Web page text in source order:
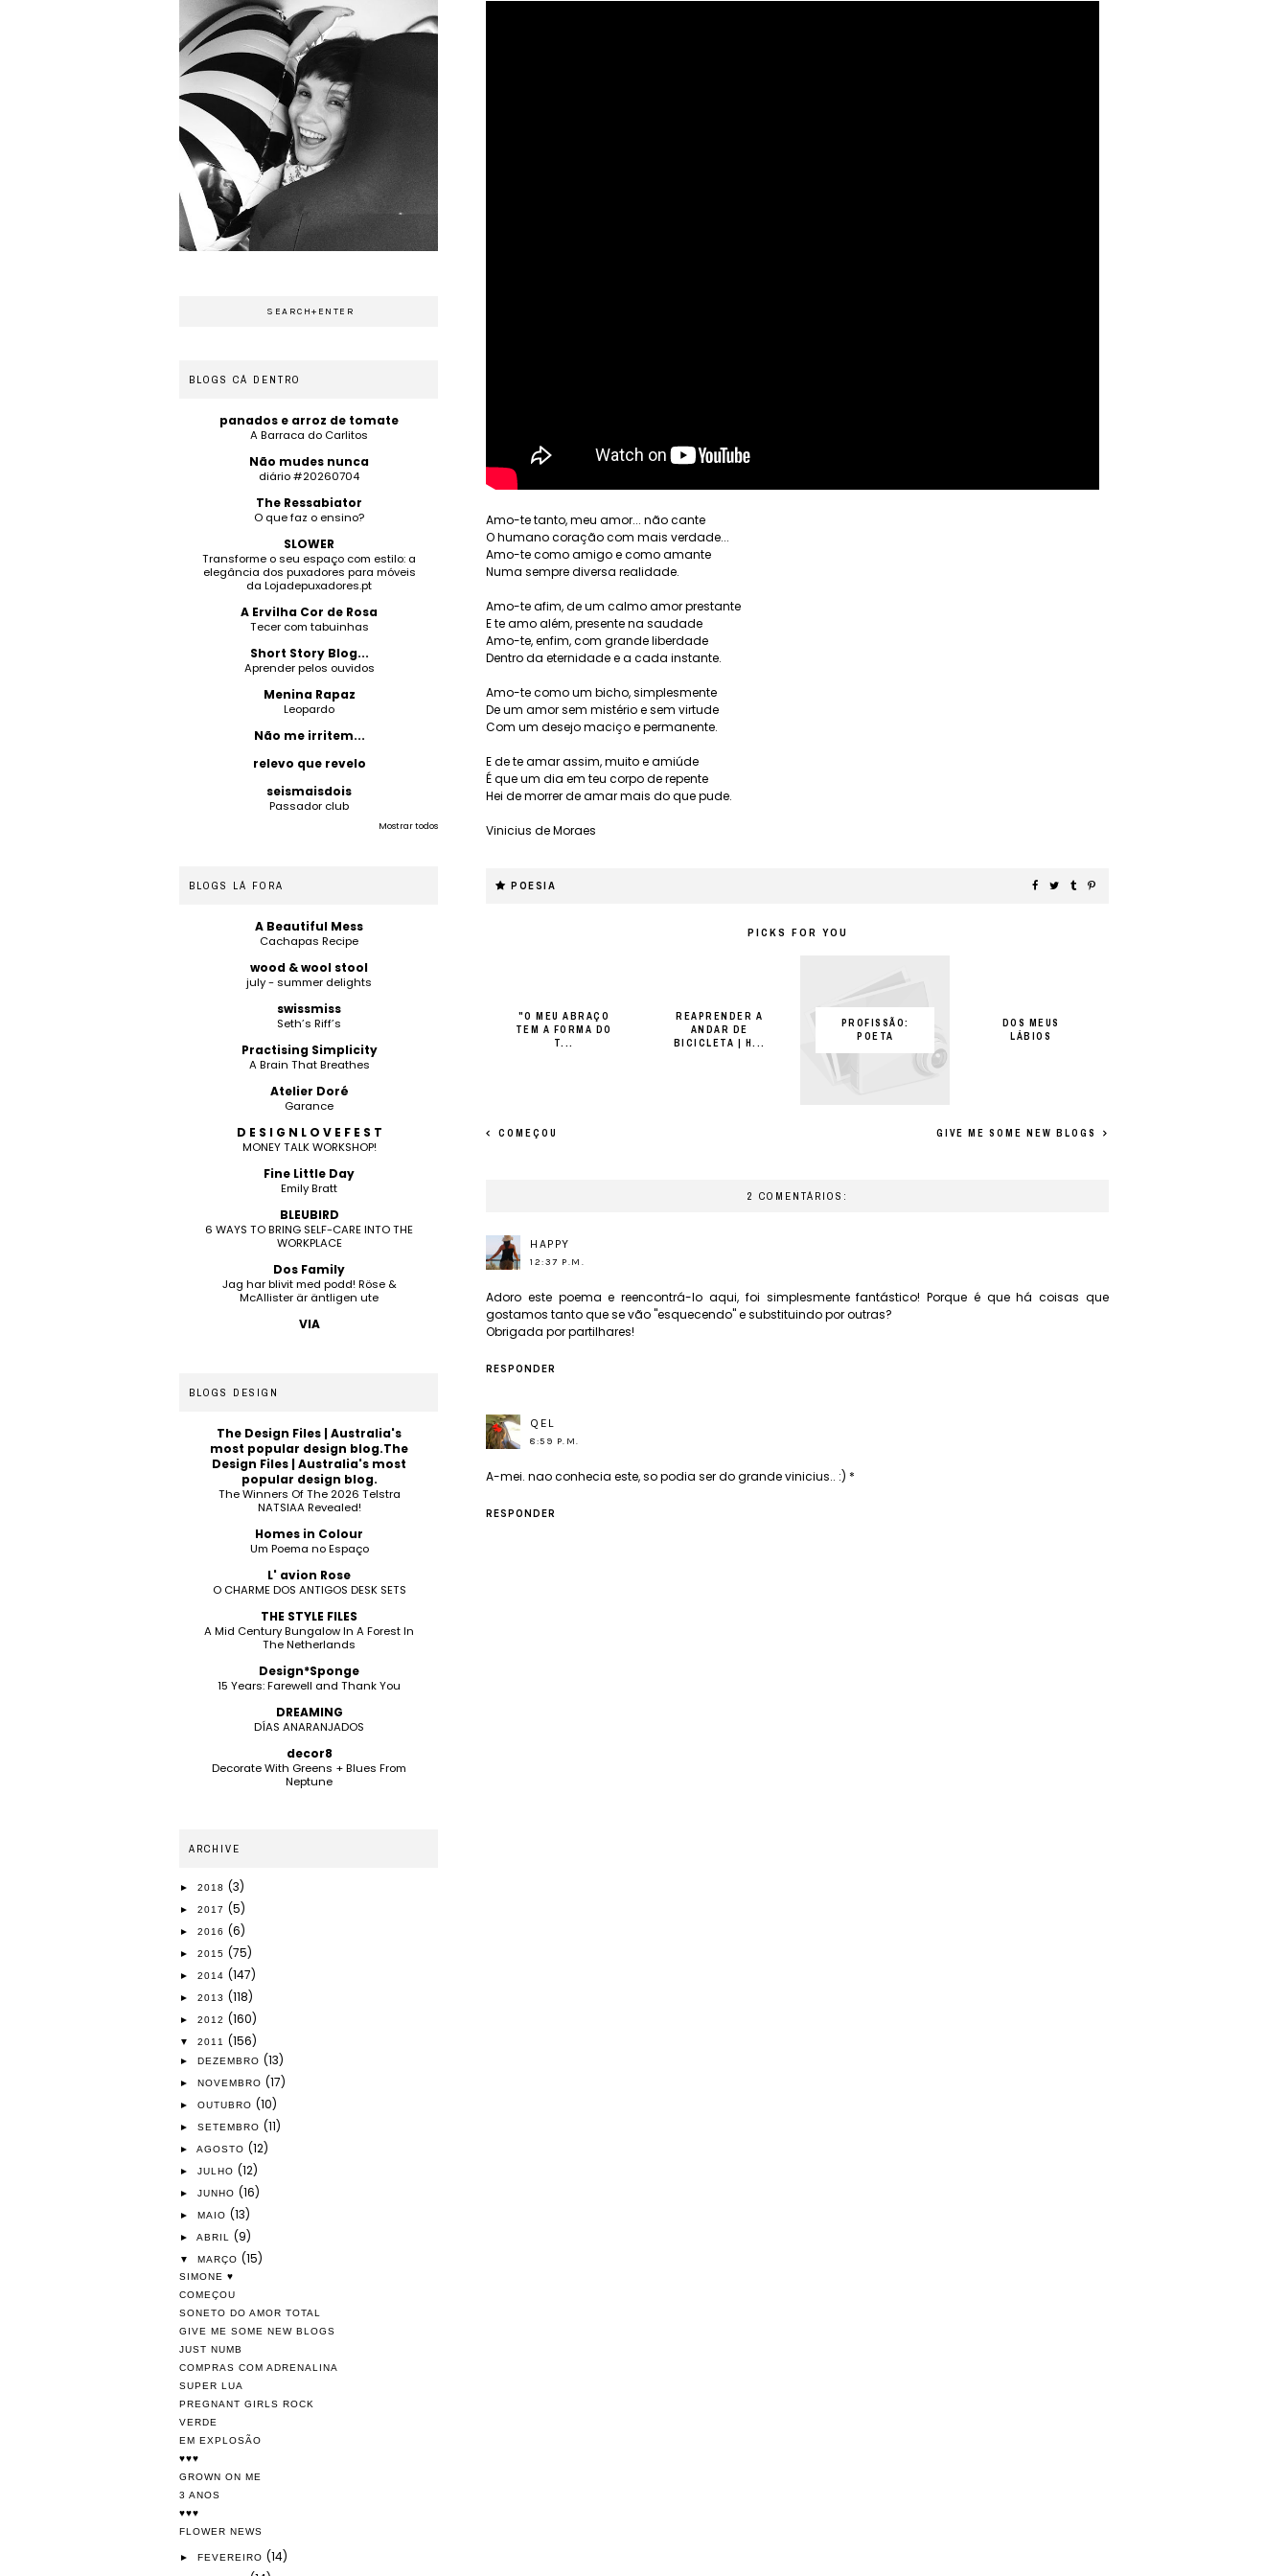
Amo-te tanto, meu amor... não cante
O humano coração com mais verdade...
Amo-te como amigo e como amante
Numa sempre diversa realidade.
Amo-te afim, de um calmo amor prestante
E te amo além, presente na saudade
Amo-te, enfim, com grande liberdade
Dentro da eternidade e a cada instante.
Amo-te como um bicho, simplesmente
De um amor sem mistério e sem virtude
Com um desejo maciço e permanente.
E de te amar assim, muito e amiúde
É que um dia em teu corpo de repente
Hei de morrer de amar mais do que pude.
Vinicius de Moraes
POESIA
PICKS FOR YOU
"O MEU ABRAÇO
TEM A FORMA DO
T...
REAPRENDER A
ANDAR DE
BICICLETA | H...
PROFISSÃO:
POETA
DOS MEUS
LÁBIOS
COMEÇOU GIVE ME SOME NEW BLOGS
2 COMENTÁRIOS:
HAPPY
12:37 P.M.
Adoro este poema e reencontrá-lo aqui, foi simplesmente fantástico! Porque é que há coisas que
gostamos tanto que se vão "esquecendo" e substituindo por outras?
Obrigada por partilhares!
RESPONDER
QEL
8:59 P.M.
A-mei. nao conhecia este, so podia ser do grande vinicius.. :) *
RESPONDER
BLOGS CÁ DENTRO
panados e arroz de tomate
A Barraca do Carlitos
Não mudes nunca
diário #20260704
The Ressabiator
O que faz o ensino?
SLOWER
Transforme o seu espaço com estilo: a
elegância dos puxadores para móveis
da Lojadepuxadores.pt
A Ervilha Cor de Rosa
Tecer com tabuinhas
Short Story Blog...
Aprender pelos ouvidos
Menina Rapaz
Leopardo
Não me irritem...
relevo que revelo
seismaisdois
Passador club
Mostrar todos
BLOGS LÁ FORA
A Beautiful Mess
Cachapas Recipe
wood & wool stool
july - summer delights
swissmiss
Seth’s Riff’s
Practising Simplicity
A Brain That Breathes
Atelier Doré
Garance
D E S I G N L O V E F E S T
MONEY TALK WORKSHOP!
Fine Little Day
Emily Bratt
BLEUBIRD
6 WAYS TO BRING SELF-CARE INTO THE
WORKPLACE
Dos Family
Jag har blivit med podd! Röse &
McAllister är äntligen ute
VIA
BLOGS DESIGN
The Design Files | Australia's
most popular design blog.The
Design Files | Australia's most
popular design blog.
The Winners Of The 2026 Telstra
NATSIAA Revealed!
Homes in Colour
Um Poema no Espaço
L' avion Rose
O CHARME DOS ANTIGOS DESK SETS
THE STYLE FILES
A Mid Century Bungalow In A Forest In
The Netherlands
Design*Sponge
15 Years: Farewell and Thank You
DREAMING
DÍAS ANARANJADOS
decor8
Decorate With Greens + Blues From
Neptune
ARCHIVE
► 2018 (3)
► 2017 (5)
► 2016 (6)
► 2015 (75)
► 2014 (147)
► 2013 (118)
► 2012 (160)
▼ 2011 (156)
► DEZEMBRO (13)
► NOVEMBRO (17)
► OUTUBRO (10)
► SETEMBRO (11)
► AGOSTO (12)
► JULHO (12)
► JUNHO (16)
► MAIO (13)
► ABRIL (9)
▼ MARÇO (15)
SIMONE ♥
COMEÇOU
SONETO DO AMOR TOTAL
GIVE ME SOME NEW BLOGS
JUST NUMB
COMPRAS COM ADRENALINA
SUPER LUA
PREGNANT GIRLS ROCK
VERDE
EM EXPLOSÃO
♥♥♥
GROWN ON ME
3 ANOS
♥♥♥
FLOWER NEWS
► FEVEREIRO (14)